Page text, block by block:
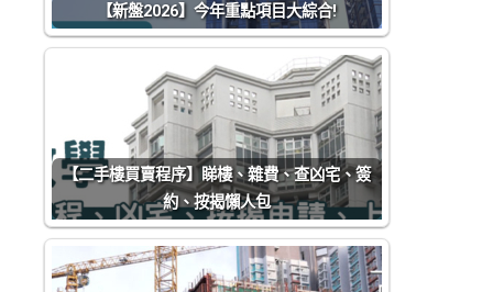
【新盤2026】今年重點項目大綜合!
【二手樓買賣程序】睇樓、雜費、查凶宅、簽
約、按揭懶人包